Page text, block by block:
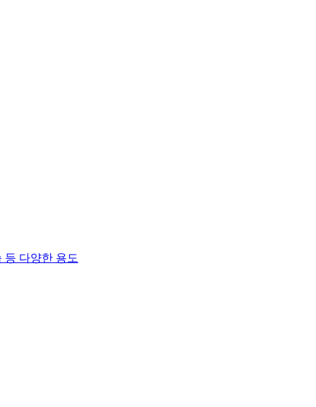
등 다양한 용도